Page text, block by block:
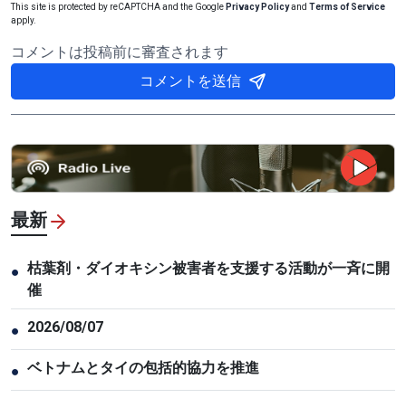
This site is protected by reCAPTCHA and the Google Privacy Policyand Terms of Service
apply.
コメントは投稿前に審査されます
コメントを送信
最新
● 枯葉剤・ダイオキシン被害者を支援する活動が一斉に開
催
● 2026/08/07
● ベトナムとタイの包括的協力を推進